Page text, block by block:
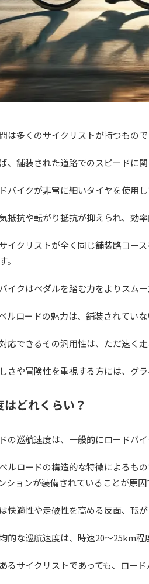
は多くのサイクリストが持つもので
、舗装された道路でのスピードに
バイクが非常に細いタイヤを使用
抵抗や転がり抵抗が抑えられ、効
イクリストが全く同じ舗装路コー
。
イクはペダルを踏む力をよりスム
ルロードの魅力は、舗装されてい
応できるその汎用性は、ただ速く
さや冒険性を重視する方には、グ
どれくらい？
の巡航速度は、一般的にロードバ
ルロードの構造的な特徴によるも
ションが装備されていることが原因
快適性や走破性を高める反面、転
的な巡航速度は、時速20〜25km程
るサイクリストであっても、ロー